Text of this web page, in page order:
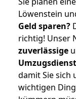
Löwenstein
Geld sparen?
richtig! Unser
zuverlässige
damit Sie sich
wichtigen